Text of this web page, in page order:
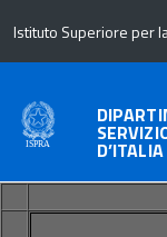
Istituto Superiore per
D’ITALIA